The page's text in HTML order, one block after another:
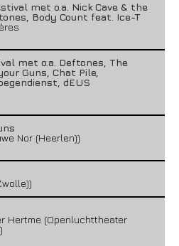
met o.a. Nick Cave & the
Body Count feat. Ice-T
met o.a. Deftones, The
Guns, Chat Pile,
dEUS
Nor (Heerlen))
Hertme (Openluchttheater